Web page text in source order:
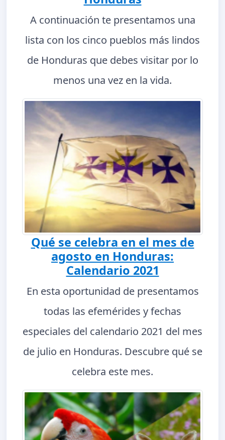
A continuación te presentamos una
lista con los cinco pueblos más lindos
de Honduras que debes visitar por lo
menos una vez en la vida.
Qué se celebra en el mes de
agosto en Honduras:
Calendario 2021
En esta oportunidad de presentamos
todas las efemérides y fechas
especiales del calendario 2021 del mes
de julio en Honduras. Descubre qué se
celebra este mes.